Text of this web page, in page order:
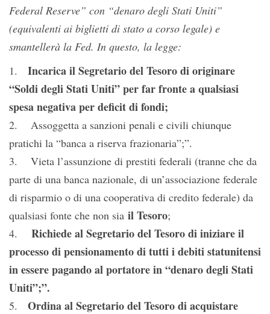
Federal Reserve” con “denaro degli Stati Uniti”
(equivalenti ai biglietti di stato a corso legale) e
smantellerà la Fed. In questo, la legge:
1. Incarica il Segretario del Tesoro di originare
“Soldi degli Stati Uniti” per far fronte a qualsiasi
spesa negativa per deficit di fondi;
2. Assoggetta a sanzioni penali e civili chiunque
pratichi la “banca a riserva frazionaria”;”.
3. Vieta l’assunzione di prestiti federali (tranne che da
parte di una banca nazionale, di un’associazione federale
di risparmio o di una cooperativa di credito federale) da
qualsiasi fonte che non sia il Tesoro;
4. Richiede al Segretario del Tesoro di iniziare il
processo di pensionamento di tutti i debiti statunitensi
in essere pagando al portatore in “denaro degli Stati
Uniti”;”.
5. Ordina al Segretario del Tesoro di acquistare